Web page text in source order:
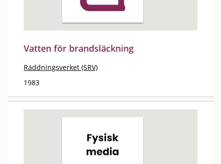
Vatten för brandsläckning
Räddningsverket (SRV)
1983